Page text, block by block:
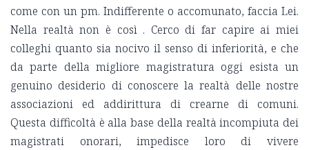
come con un pm. Indifferente o accomunato, faccia Lei.
Nella realtà non è così . Cerco di far capire ai miei
colleghi quanto sia nocivo il senso di inferiorità, e che
da parte della migliore magistratura oggi esista un
genuino desiderio di conoscere la realtà delle nostre
associazioni ed addirittura di crearne di comuni.
Questa difficoltà è alla base della realtà incompiuta dei
magistrati onorari, impedisce loro di vivere